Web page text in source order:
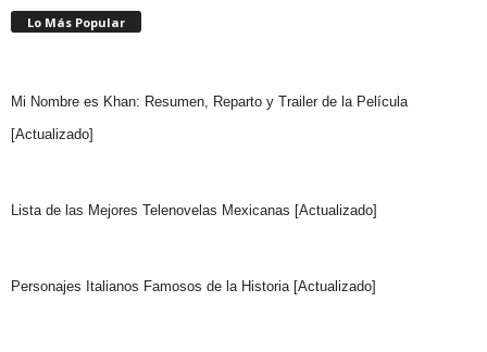
Lo Más Popular
Mi Nombre es Khan: Resumen, Reparto y Trailer de la Película
[Actualizado]
Lista de las Mejores Telenovelas Mexicanas [Actualizado]
Personajes Italianos Famosos de la Historia [Actualizado]